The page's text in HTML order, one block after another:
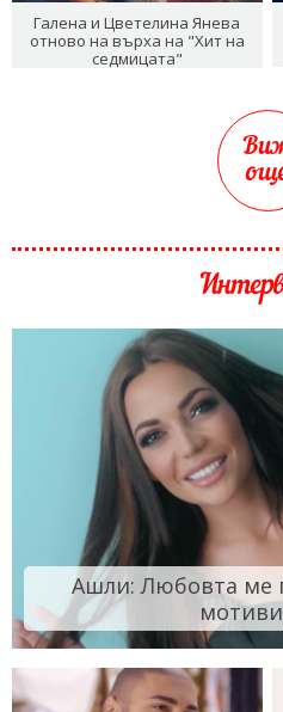
Галена и Цветелина Янева
отново на върха на "Хит на
седмицата"
Ашли: Любовта ме